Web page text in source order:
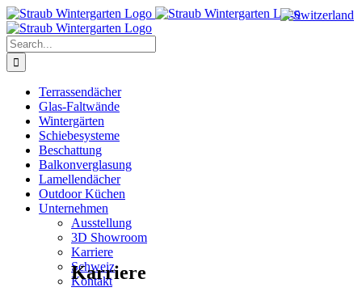
Skip
to
content
Search
for:
Terrassendächer
Glas-Faltwände
Wintergärten
Schiebesysteme
Beschattung
Balkonverglasung
Lamellendächer
Outdoor Küchen
Unternehmen
Ausstellung
3D Showroom
Karriere
Schweiz
Kontakt
Karriere